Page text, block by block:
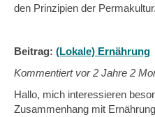
den Prinzipien der
Beitrag: (Lokale) Ernährung
Kommentiert vor2 Jahre 2
Hallo, mich interessieren
Zusammenhang mit